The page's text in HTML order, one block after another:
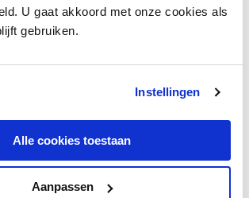
U gaat akkoord met onze cookies als
gebruiken.
Instellingen
Alle cookies toestaan
Aanpassen